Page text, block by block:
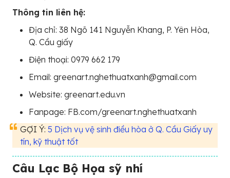
Thông tin liên hệ:
Địa chỉ: 38 Ngõ 141 Nguyễn Khang, P. Yên Hòa,
Q. Cầu giấy
Điện thoại: 0979 662 179
Email: greenart.nghethuatxanh@gmail.com
Website: greenart.edu.vn
Fanpage: FB.com/greenart.nghethuatxanh
GỢI Ý: 5 Dịch vụ vệ sinh điều hòa ở Q. Cầu Giấy uy
tín, kỹ thuật tốt
Câu Lạc Bộ Họa sỹ nhí